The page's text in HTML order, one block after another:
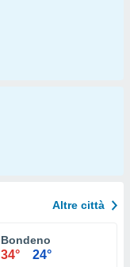
Altre città
Bondeno
34° 24°